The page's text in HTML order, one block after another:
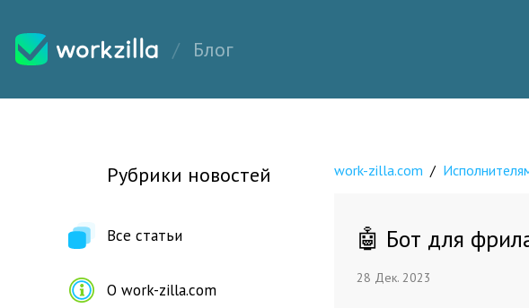
Блог
Рубрики новостей
Все статьи
О work-zilla.com
work-zilla.com /
🤖 Бот для
28 Дек. 2023